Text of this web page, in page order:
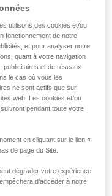
ci-dessous.
gants.
côté freinage
côté
déblocage
brusques et
d’une grande
utilisons des cookies et/ou
fonctionnement de notre
et pour analyser notre
quant à votre navigation
publicitaires et de réseaux
le cas où vous les
ne sont actifs que sur
web. Les cookies et/ou
pendant toute votre
en cliquant sur le lien «
de page du Site.
dégrader votre expérience
d’accéder à notre